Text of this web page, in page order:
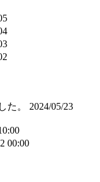
た。
2024/05/23
00:00